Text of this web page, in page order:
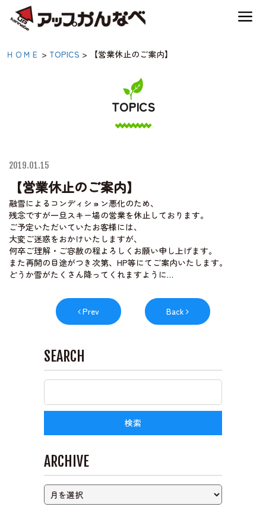
【営業休止のご案内】|
【公式】アップかんなべ
｜兵庫県豊岡市・関西
アウトドア・キャンプ
夏のスキー場も「かなり遊べる」！
神鍋高原アクティビティ
宿泊案内
神鍋高原体育館
ライブカメラ
ＨＯＭＥ > TOPICS > 【営業休止のご案内】
TOPICS
2019.01.15
【営業休止のご案内】
融雪によるコンディション悪化のため、
残念ですが一旦スキー場の営業を休止しております。
ご予定いただいていたお客様には、
大変ご迷惑をおかけいたしますが、
何卒ご理解・ご容赦の程よろしくお願い申し上げます。
また再開の目途がつき次第、HP等にてご案内いたします。
どうか雪がたくさん降ってくれますように…
Prev Back
SEARCH
ARCHIVE